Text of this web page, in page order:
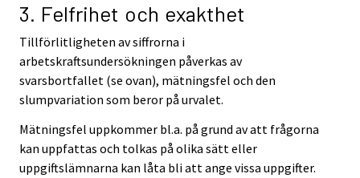
3. Felfrihet och exakthet
Tillförlitligheten av siffrorna i
arbetskraftsundersökningen påverkas av
svarsbortfallet (se ovan), mätningsfel och den
slumpvariation som beror på urvalet.
Mätningsfel uppkommer bl.a. på grund av att frågorna
kan uppfattas och tolkas på olika sätt eller
uppgiftslämnarna kan låta bli att ange vissa uppgifter.